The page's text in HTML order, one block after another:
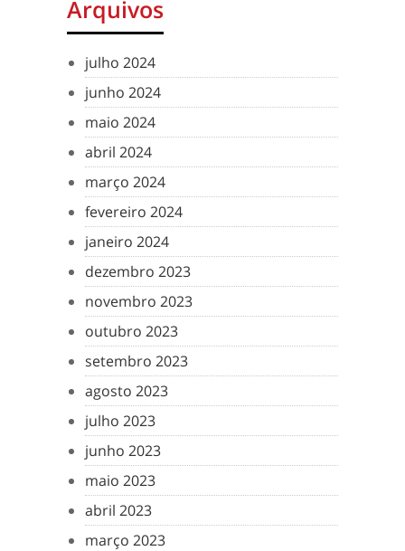
Arquivos
julho 2024
junho 2024
maio 2024
abril 2024
março 2024
fevereiro 2024
janeiro 2024
dezembro 2023
novembro 2023
outubro 2023
setembro 2023
agosto 2023
julho 2023
junho 2023
maio 2023
abril 2023
março 2023